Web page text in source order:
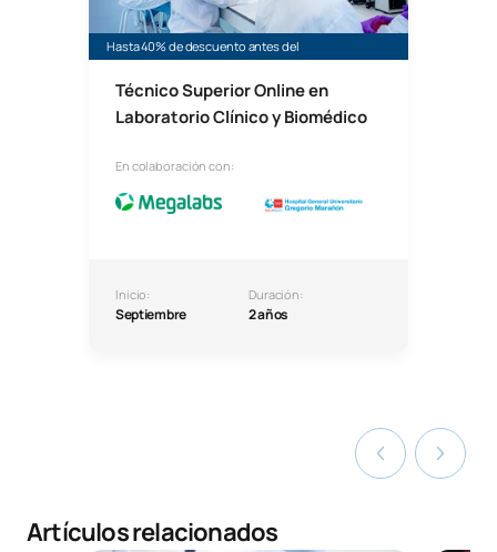
Hasta 40% de descuento antes del
Técnico Superior Online en
Laboratorio Clínico y Biomédico
En colaboración con:
Inicio:
Septiembre
Duración:
2 años
Artículos relacionados